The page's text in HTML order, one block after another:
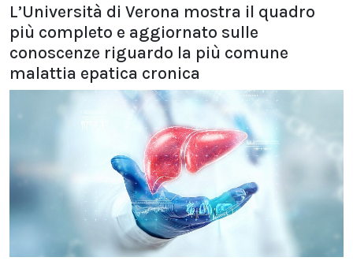
L’Università di Verona mostra il quadro
più completo e aggiornato sulle
conoscenze riguardo la più comune
malattia epatica cronica